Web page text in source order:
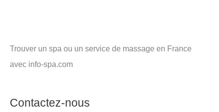
Trouver un spa ou un service de massage en France
avec info-spa.com
Contactez-nous